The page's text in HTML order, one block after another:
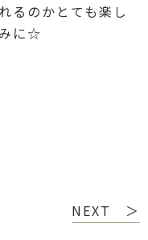
るのかとても楽し
に☆
NEXT ＞